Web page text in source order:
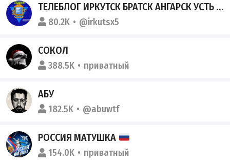
ТЕЛЕБЛОГ ИРКУТСК БРАТСК АНГАРСК УСТЬ ИЛИМСК ЧАТ ЗНАКОМСТВА РЕКЛАМА КАНАЛ ПОДСЛУШАНО ТИПИЧНЫЙ ДЕВУШКИ ОБЪЯВЛЕНИЯ ПРОДАЖА СНИМУ
80.2K @irkutsx5
СОКОЛ
388.5K приватный
АБУ
182.5K @abuwtf
РОССИЯ МАТУШКА
154.0K приватный